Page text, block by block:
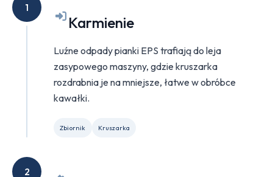
1
Karmienie
Luźne odpady pianki EPS trafiają do leja
zasypowego maszyny, gdzie kruszarka
rozdrabnia je na mniejsze, łatwe w obróbce
kawałki.
Zbiornik Kruszarka
2